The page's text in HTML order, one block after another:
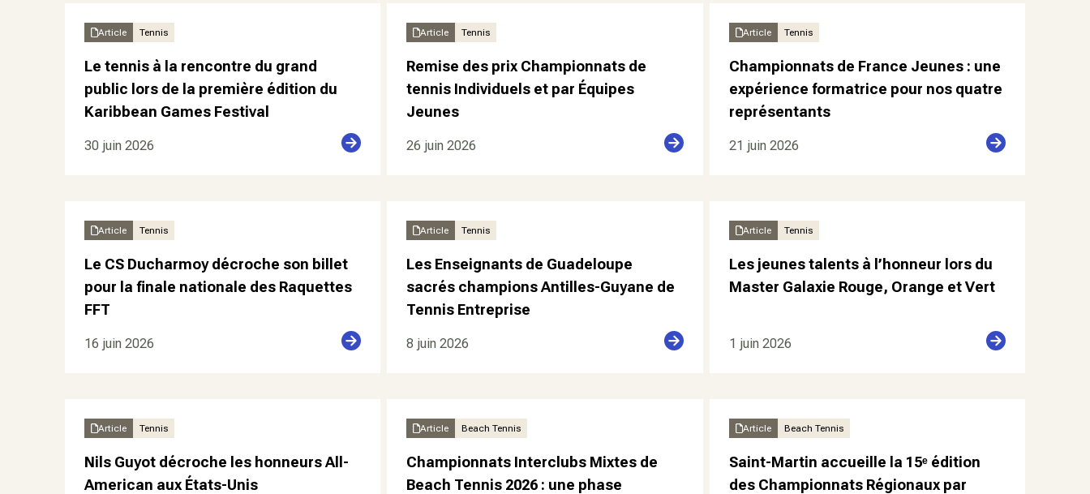
Article Tennis
Le tennis à la rencontre du grand
public lors de la première édition du
Karibbean Games Festival
30 juin 2026
Article Tennis
Remise des prix Championnats de
tennis Individuels et par Équipes
Jeunes
26 juin 2026
Article Tennis
Championnats de France Jeunes : une
expérience formatrice pour nos quatre
représentants
21 juin 2026
Article Tennis
Le CS Ducharmoy décroche son billet
pour la finale nationale des Raquettes
FFT
16 juin 2026
Article Tennis
Les Enseignants de Guadeloupe
sacrés champions Antilles-Guyane de
Tennis Entreprise
8 juin 2026
Article Tennis
Les jeunes talents à l’honneur lors du
Master Galaxie Rouge, Orange et Vert
1 juin 2026
Article Tennis
Nils Guyot décroche les honneurs All-
American aux États-Unis
Article Beach Tennis
Championnats Interclubs Mixtes de
Beach Tennis 2026 : une phase
Article Beach Tennis
Saint-Martin accueille la 15ᵉ édition
des Championnats Régionaux par